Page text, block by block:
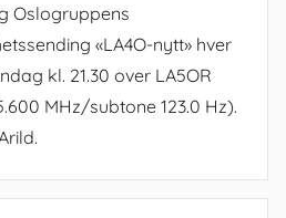
Oslogruppens
«LA4O-nytt» hver
kl. 21.30 over LA5OR
MHz/subtone 123.0 Hz).